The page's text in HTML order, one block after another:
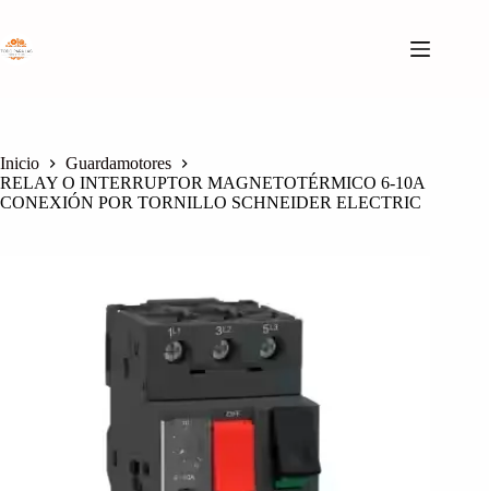
contenido
Inicio
Guardamotores
RELAY O INTERRUPTOR MAGNETOTÉRMICO 6-10A
CONEXIÓN POR TORNILLO SCHNEIDER ELECTRIC